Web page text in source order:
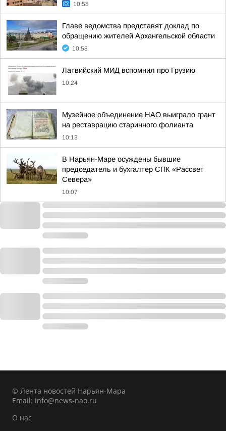
10:58
Главе ведомства представят доклад по
обращению жителей Архангельской области
10:58
Латвийский МИД вспомнил про Грузию
10:24
Музейное объединение НАО выиграло грант
на реставрацию старинного фолианта
10:13
В Нарьян-Маре осуждены бывшие
председатель и бухгалтер СПК «Рассвет
Севера»
10:07
© Лента новостей Нарьян-Мара
Email: info@news-nao.ru
О нас